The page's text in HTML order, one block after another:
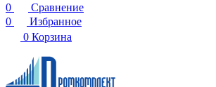
0
Сравнение
0
Избранное
0 Корзина